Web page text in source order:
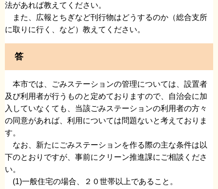
法があれば教えてください。
また、広報とちぎなど刊行物はどうするのか（総合支所
に取りに行く、など）教えてください。​​
答
本市では、ごみステーションの管理については、設置者
及び利用者が行うものと定めておりますので、自治会に加
入していなくても、当該ごみステーションの利用者の方々
の同意があれば、利用については問題ないと考えておりま
す。
なお、新たにごみステーションを作る際の主な条件は以
下のとおりですが、事前にクリーン推進課にご相談くださ
い。
(1)一般住宅の場合、２０世帯以上であること。